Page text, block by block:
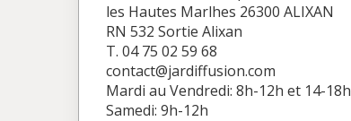
les Hautes Marlhes 26300 ALIXAN
RN 532 Sortie Alixan
T. 04 75 02 59 68
contact@jardiffusion.com
Mardi au Vendredi: 8h-12h et 14-18h
Samedi: 9h-12h